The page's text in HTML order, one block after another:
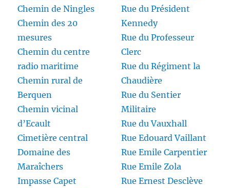
Chemin de Ningles
Chemin des 20
mesures
Chemin du centre
radio maritime
Chemin rural de
Berquen
Chemin vicinal
d’Ecault
Cimetière central
Domaine des
Maraîchers
Impasse Capet
Rue du Président
Kennedy
Rue du Professeur
Clerc
Rue du Régiment la
Chaudière
Rue du Sentier
Militaire
Rue du Vauxhall
Rue Edouard Vaillant
Rue Emile Carpentier
Rue Emile Zola
Rue Ernest Desclève